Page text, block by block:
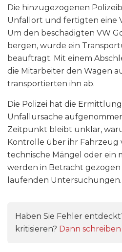
Die hinzugezogenen
Unfallort und fertigten eine
Um den beschädigten VW
bergen, wurde ein
beauftragt. Mit einem
die Mitarbeiter den Wagen
transportierten ihn ab.
Die Polizei hat die
Unfallursache
Zeitpunkt bleibt unklar,
Kontrolle über ihr Fahrzeug
technische Mängel oder ein
werden in Betracht
laufenden Untersuchungen.
Haben Sie Fehler
kritisieren? Dann